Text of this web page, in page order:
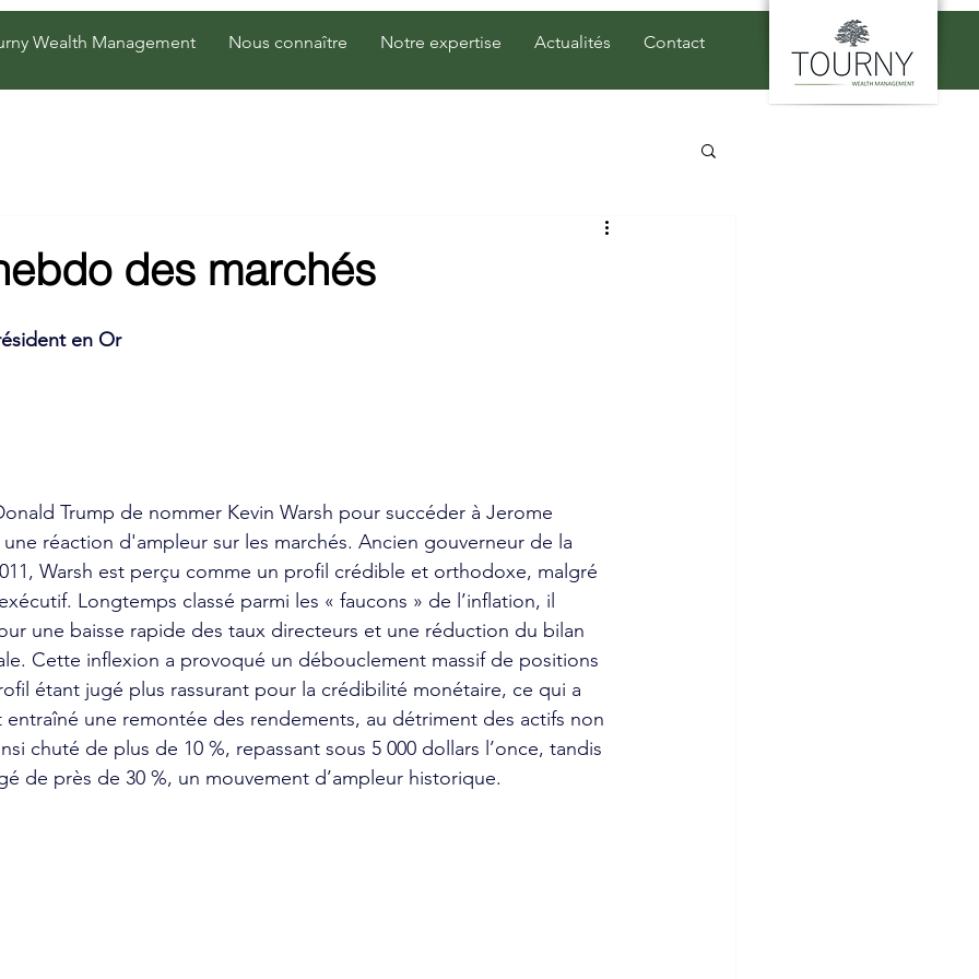
Wealth Management Nous connaître Notre expertise Actualités Contact
des marchés
en Or
Trump de nommer Kevin Warsh pour succéder à Jerome
réaction d'ampleur sur les marchés. Ancien gouverneur de la
Warsh est perçu comme un profil crédible et orthodoxe, malgré
Longtemps classé parmi les « faucons » de l’inflation, il
une baisse rapide des taux directeurs et une réduction du bilan
Cette inflexion a provoqué un débouclement massif de positions
étant jugé plus rassurant pour la crédibilité monétaire, ce qui a
une remontée des rendements, au détriment des actifs non
chuté de plus de 10 %, repassant sous 5 000 dollars l’once, tandis
de près de 30 %, un mouvement d’ampleur historique.